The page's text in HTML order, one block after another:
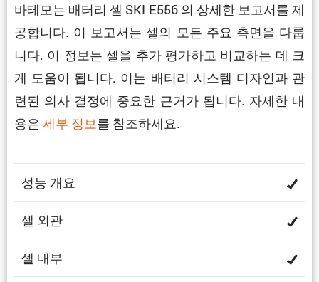
바테모는 배터리 셀 SKI E556 의 상세한 보고서를 제
공합니다. 이 보고서는 셀의 모든 주요 측면을 다룹
니다. 이 정보는 셀을 추가 평가하고 비교하는 데 크
게 도움이 됩니다. 이는 배터리 시스템 디자인과 관
련된 의사 결정에 중요한 근거가 됩니다. 자세한 내
용은 세부 정보를 참조하세요.
성능 개요
셀 외관
셀 내부